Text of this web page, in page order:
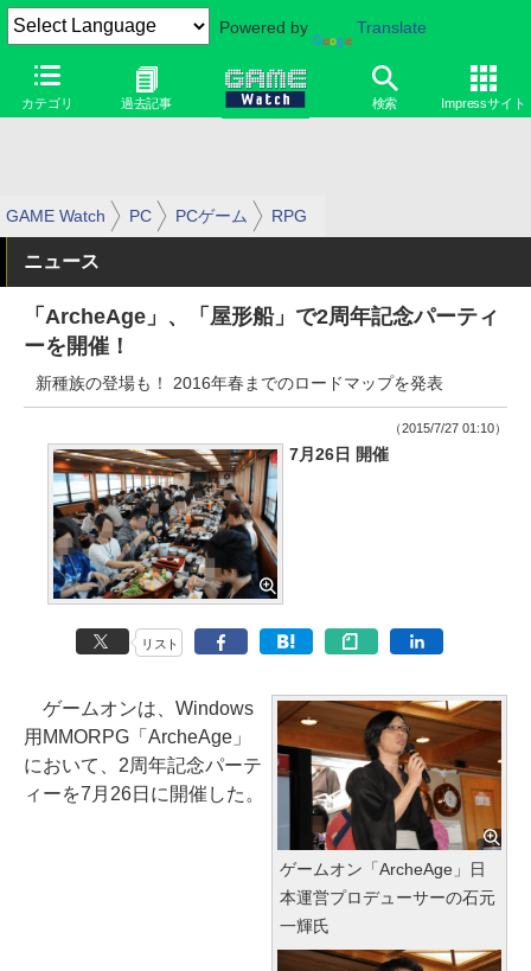
Powered by Translate
カテゴリ 過去記事 検索 Impressサイト
GAME Watch PC PCゲーム RPG
ニュース
「ArcheAge」、「屋形船」で2周年記念パーティ
ーを開催！
新種族の登場も！ 2016年春までのロードマップを発表
（2015/7/27 01:10）
7月26日 開催
リスト
ゲームオン「ArcheAge」日
本運営プロデューサーの石元
一輝氏
ゲームオンは、Windows
用MMORPG「ArcheAge」
において、2周年記念パーテ
ィーを7月26日に開催した。